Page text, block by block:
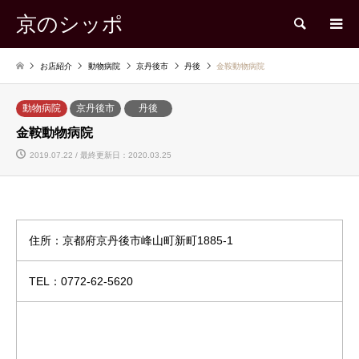
京のシッポ 検索
お店紹介 動物病院 京丹後市 丹後 金鞍動物病院
動物病院 京丹後市 丹後
金鞍動物病院
2019.07.22 / 最終更新日：2020.03.25
住所：京都府京丹後市峰山町新町1885-1
TEL：0772-62-5620